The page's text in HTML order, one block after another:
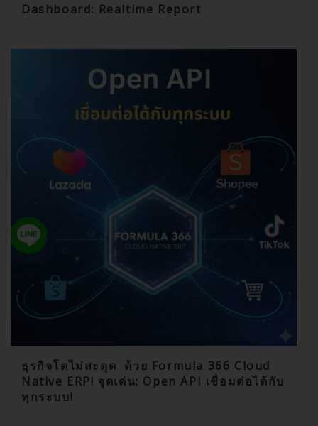
Dashboard: Realtime Report
ธุรกิจโตไม่สะดุด ด้วย Formula 366 Cloud
Native ERP! จุดเด่น: Open API เชื่อมต่อได้กับ
ทุกระบบ!